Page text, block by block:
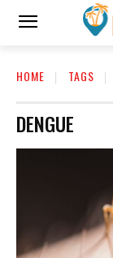
HOME TAGS
DENGUE